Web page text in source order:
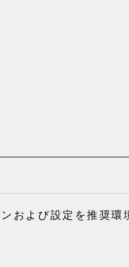
および設定を推奨環